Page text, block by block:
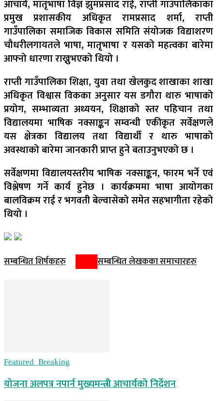
आचार्य, मातृभाषा विज्ञ झुमप्रसाद राई, राप्ती गाउँपालिकाका
प्रमुख प्रशासकीय अधिकृत रामप्रसाद शर्मा, राप्ती
गाउँपालिका समाजिक विकास समिति संयोजक विद्याशरण
चौधरीलगायतले भाषा, मातृभाषा र यसको महत्वका बारेमा
आफ्नो धारणा राख्नुभएको थियो ।
राप्ती गाउँपालिका शिक्षा, युवा तथा खेलकुद शाखाका शाखा
अधिकृत विश्वास विकका अनुसार यस डगौरा थारु भाषाको
प्रयोग, सम्भाव्यता अध्ययन, शिक्षाको स्तर पहिचान तथा
विद्यालयमा भाषिक नक्साङ्कन सम्वन्धी एकीकृत सर्वेक्षणले
यस क्षेत्रका विद्यालय तथा विद्यार्थी र थारु भाषाको
अवस्थाको बारेमा जानकारी प्राप्त हुने बताउनुभएको छ ।
सर्वेक्षणमा विद्यालयस्तरीय भाषिक नक्साङ्कन, फारम भर्ने एवं
विश्लेषण गर्ने कार्य हुनेछ । कार्यक्रममा भाषा आयोगका
बालविक्रम राई र भगवती बेल्वासेको समेत सहभागीता रहेको
थियो ।
सम्बन्धित शिर्षकहरु सम्बन्धित लेखकका समाचारहरु
Featured_Breaking
योजना अलपत्र नपार्न मुख्यमन्त्री आचार्यको निर्देशन